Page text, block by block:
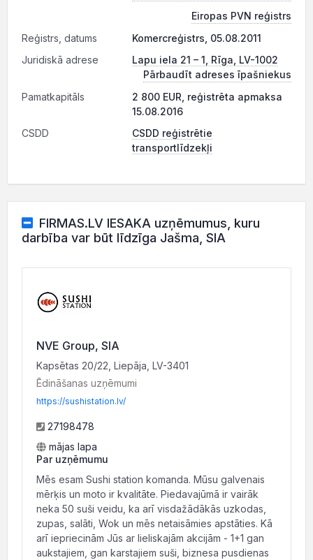
Eiropas PVN reģistrs
Reģistrs, datums
Komercreģistrs, 05.08.2011
Juridiskā adrese
Lapu iela 21 – 1, Rīga, LV-1002
Pārbaudīt adreses īpašniekus
Pamatkapitāls
2 800 EUR, reģistrēta apmaksa
15.08.2016
CSDD
CSDD reģistrētie
transportlīdzekļi
FIRMAS.LV IESAKA uzņēmumus, kuru
darbība var būt līdzīga Jašma, SIA
NVE Group, SIA
Kapsētas 20/22, Liepāja, LV-3401
Ēdināšanas uzņēmumi
https://sushistation.lv/
27198478
mājas lapa
Par uzņēmumu
Mēs esam Sushi station komanda. Mūsu galvenais
mērķis un moto ir kvalitāte. Piedavajūmā ir vairāk
neka 50 suši veidu, ka arī visdažādākās uzkodas,
zupas, salāti, Wok un mēs netaisāmies apstāties. Kā
arī iepriecinām Jūs ar lieliskajām akcijām - 1+1 gan
aukstajiem, gan karstajiem suši, biznesa pusdienas